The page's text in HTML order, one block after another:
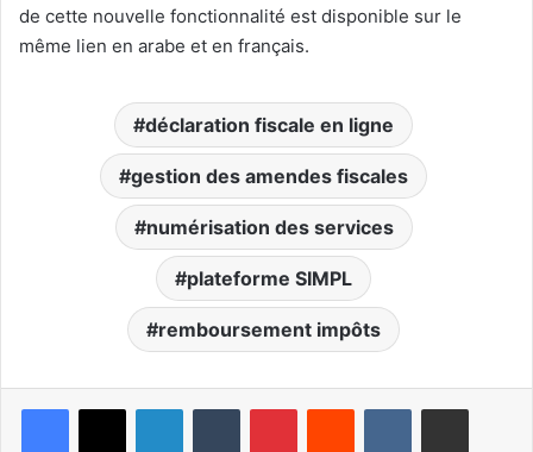
de cette nouvelle fonctionnalité est disponible sur le
même lien en arabe et en français.
déclaration fiscale en ligne
gestion des amendes fiscales
numérisation des services
plateforme SIMPL
remboursement impôts